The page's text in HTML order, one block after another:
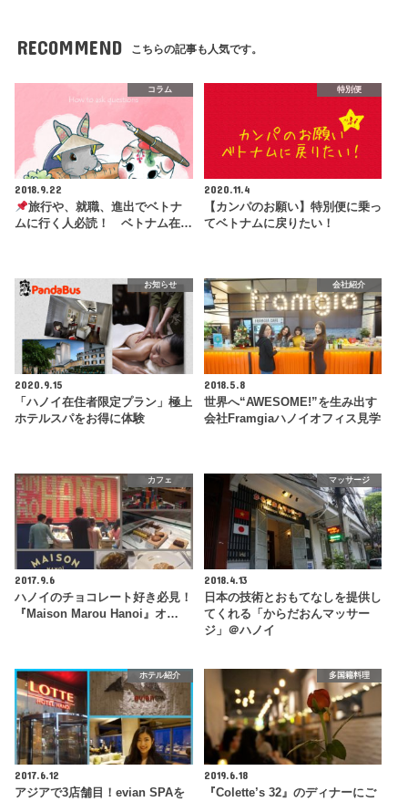
RECOMMEND こちらの記事も人気です。
コラム
2018.9.22
旅行や、就職、進出でベトナ
ムに行く人必読！ ベトナム在…
特別便
2020.11.4
【カンパのお願い】特別便に乗っ
てベトナムに戻りたい！
お知らせ
2020.9.15
「ハノイ在住者限定プラン」極上
ホテルスパをお得に体験
会社紹介
2018.5.8
世界へ“AWESOME!”を生み出す
会社Framgiaハノイオフィス見学
カフェ
2017.9.6
ハノイのチョコレート好き必見！
『Maison Marou Hanoi』オ…
マッサージ
2018.4.13
日本の技術とおもてなしを提供し
てくれる「からだおんマッサー
ジ」＠ハノイ
ホテル紹介
2017.6.12
アジアで3店舗目！evian SPAを
多国籍料理
2019.6.18
『Colette’s 32』のディナーにご